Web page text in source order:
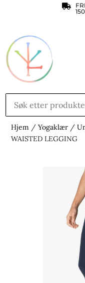

Hjem /Yogaklær /
WAISTED LEGGING